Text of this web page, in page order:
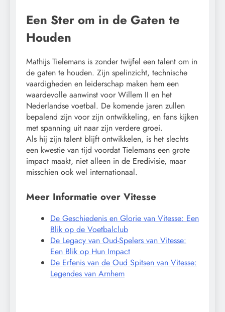
Een Ster om in de Gaten te
Houden
Mathijs Tielemans is zonder twijfel een talent om in
de gaten te houden. Zijn spelinzicht, technische
vaardigheden en leiderschap maken hem een
waardevolle aanwinst voor Willem II en het
Nederlandse voetbal. De komende jaren zullen
bepalend zijn voor zijn ontwikkeling, en fans kijken
met spanning uit naar zijn verdere groei.
Als hij zijn talent blijft ontwikkelen, is het slechts
een kwestie van tijd voordat Tielemans een grote
impact maakt, niet alleen in de Eredivisie, maar
misschien ook wel internationaal.
Meer Informatie over Vitesse
De Geschiedenis en Glorie van Vitesse: Een
Blik op de Voetbalclub
De Legacy van Oud-Spelers van Vitesse:
Een Blik op Hun Impact
De Erfenis van de Oud Spitsen van Vitesse:
Legendes van Arnhem